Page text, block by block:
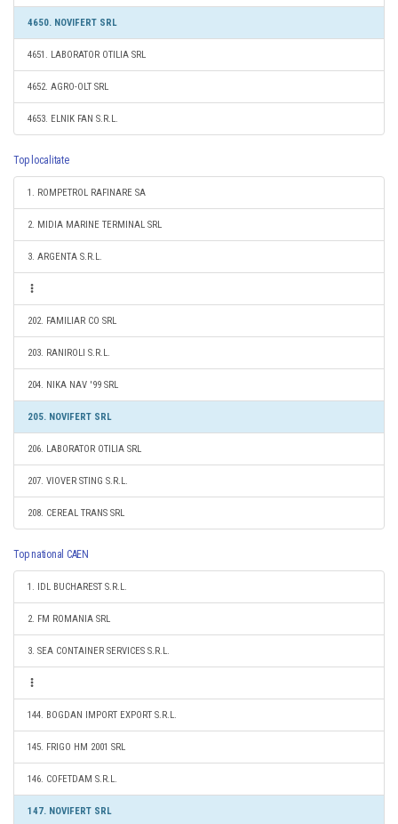
4650. NOVIFERT SRL
4651. LABORATOR OTILIA SRL
4652. AGRO-OLT SRL
4653. ELNIK FAN S.R.L.
Top localitate
1. ROMPETROL RAFINARE SA
2. MIDIA MARINE TERMINAL SRL
3. ARGENTA S.R.L.
202. FAMILIAR CO SRL
203. RANIROLI S.R.L.
204. NIKA NAV '99 SRL
205. NOVIFERT SRL
206. LABORATOR OTILIA SRL
207. VIOVER STING S.R.L.
208. CEREAL TRANS SRL
Top national CAEN
1. IDL BUCHAREST S.R.L.
2. FM ROMANIA SRL
3. SEA CONTAINER SERVICES S.R.L.
144. BOGDAN IMPORT EXPORT S.R.L.
145. FRIGO HM 2001 SRL
146. COFETDAM S.R.L.
147. NOVIFERT SRL